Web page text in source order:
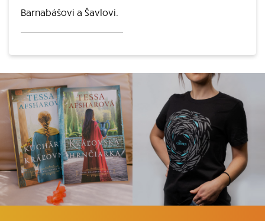
Barnabášovi a Šavlovi.